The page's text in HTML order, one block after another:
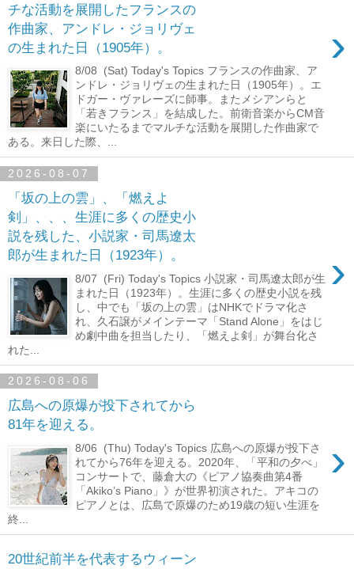
チな活動を展開したフランスの
作曲家、アンドレ・ジョリヴェ
の生まれた日（1905年）。
›
8/08 (Sat) Today's Topics フランスの作曲家、ア
ンドレ・ジョリヴェの生まれた日（1905年）。エ
ドガー・ヴァレーズに師事。またメシアンらと
「若きフランス」を結成した。前衛音楽からCM音
楽にいたるまでマルチな活動を展開した作曲家で
ある。来日した際、...
2026-08-07
「坂の上の雲」、「燃えよ
剣」、、、生涯に多くの歴史小
説を残した、小説家・司馬遼太
郎が生まれた日（1923年）。
›
8/07 (Fri) Today's Topics 小説家・司馬遼太郎が生
まれた日（1923年）。生涯に多くの歴史小説を残
し、中でも「坂の上の雲」はNHKでドラマ化さ
れ、久石譲がメインテーマ「Stand Alone」をはじ
め劇中曲を担当したり、「燃えよ剣」が舞台化さ
れた...
2026-08-06
広島への原爆が投下されてから
81年を迎える。
›
8/06 (Thu) Today's Topics 広島への原爆が投下さ
れてから76年を迎える。2020年、「平和の夕べ」
コンサートで、藤倉大の《ピアノ協奏曲第4番
「Akiko’s Piano」》が世界初演された。アキコの
ピアノとは、広島で原爆のため19歳の短い生涯を
終...
20世紀前半を代表するウィーン